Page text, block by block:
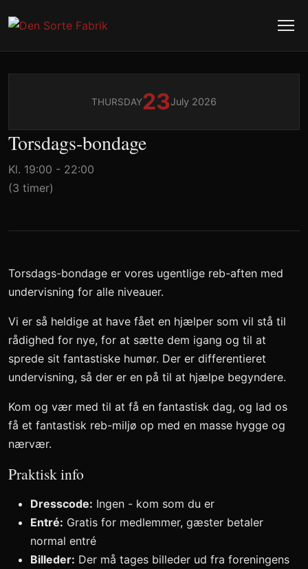
THURSDAY23July 2026
Torsdags-bondage
Kl. 19:00 - 22:00
(3 timer)
Torsdags-bondage er vores ugentlige reb-aften med
undervisning for alle niveauer.
Vi er så heldige at have fået en hjælper som vil stå til
rådighed for nye, for at sætte dem igang og til at
sprede sit fantastiske humør. Der er differentieret
undervisning, så der er en på til at hjælpe begyndere.
Kom og vær med til at få en fantastisk dag, og lad os
få et fantastisk reb-miljø op med en masse hygge og
nærvær.
Praktisk info
Dresscode: Ingen - kom som du er
Entré: Gratis for medlemmer, gæster betaler
normal entré
Billeder: Der må tages billeder ud fra foreningens